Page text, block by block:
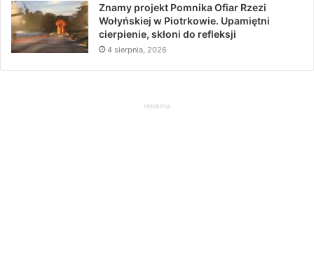
Znamy projekt Pomnika Ofiar Rzezi
Wołyńskiej w Piotrkowie. Upamiętni
cierpienie, skłoni do refleksji
4 sierpnia, 2026
reklama